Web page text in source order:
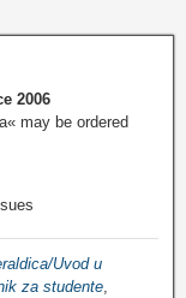
2006
may be ordered
Uvod u
za studente,